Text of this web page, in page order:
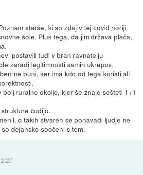
starše, ki so zdaj v tej covid noriji
šole. Plus tega, da jim država plača,
postavili tudi v bran ravnatelju
zaradi legitimnosti samih ukrepov.
ne buni, ker ima kdo od tega koristi ali
ruralno okolje, kjer še znajo sešteti 1+1
čudijo.
o takih stvareh se ponavadi ljudje ne
dejansko soočeni s tem.